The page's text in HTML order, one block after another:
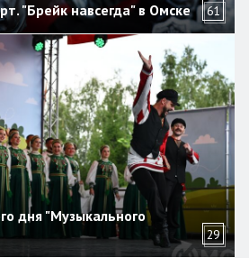
"Брейк навсегда" в Омске 61
дня "Музыкального
29